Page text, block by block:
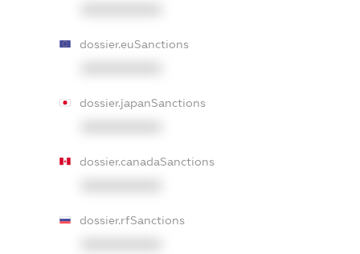
dossier.euSanctions
dossier.japanSanctions
dossier.canadaSanctions
dossier.rfSanctions